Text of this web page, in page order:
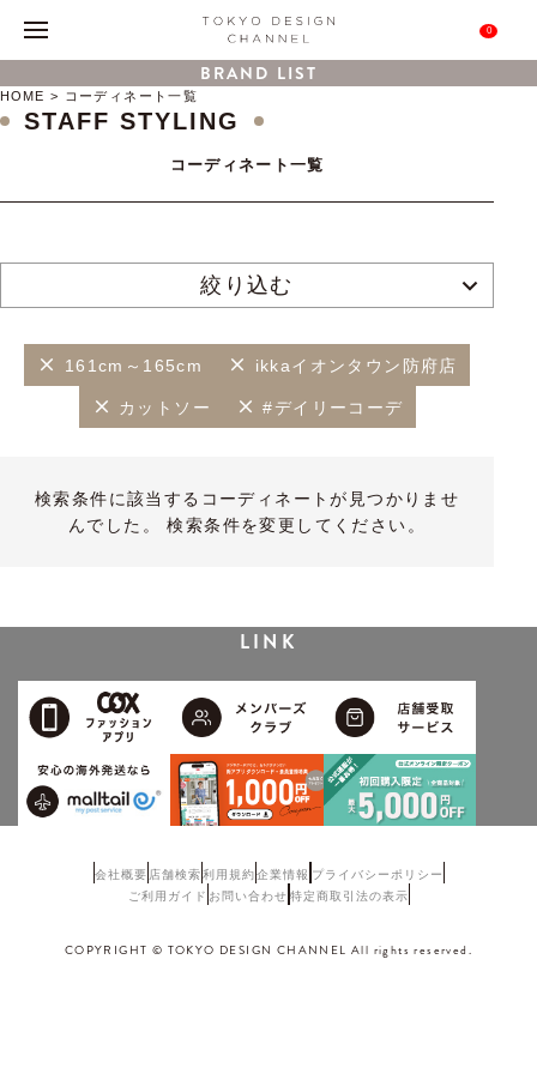
0
BRAND LIST
HOME コーディネート一覧
STAFF STYLING
コーディネート一覧
絞り込む
161cm～165cm ikkaイオンタウン防府店
カットソー #デイリーコーデ
検索条件に該当するコーディネートが見つかりませ
んでした。 検索条件を変更してください。
LINK
会社概要 店舗検索利用規約企業情報 プライバシーポリシー
ご利用ガイド お問い合わせ 特定商取引法の表示
COPYRIGHT © TOKYO DESIGN CHANNEL All rights reserved.